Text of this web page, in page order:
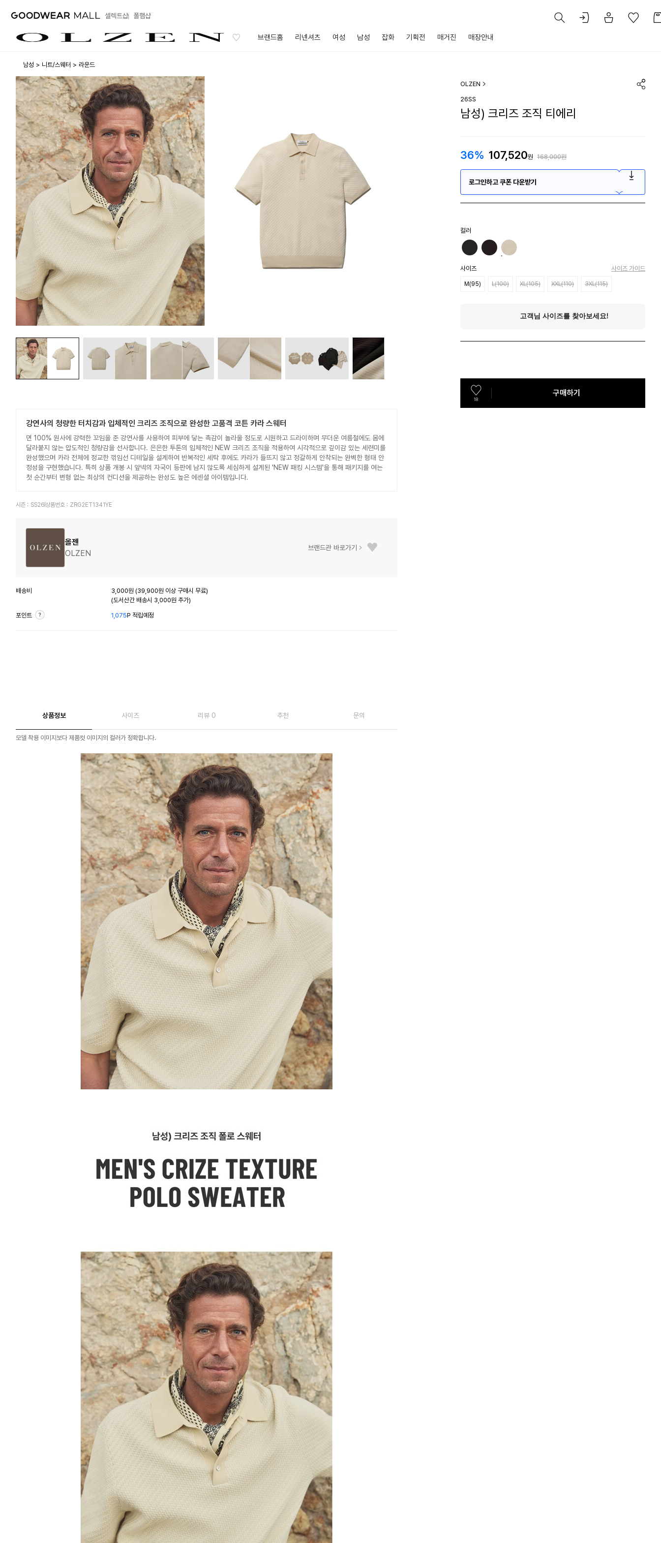
셀렉트샵 폴햄샵
브랜드홈 리넨셔츠 여성 남성 잡화 기획전 매거진 매장안내
남성 니트/스웨터 라운드
강연사의 청량한 터치감과 입체적인 크리즈 조직으로 완성한 고품격 코튼 카라 스웨터
면 100% 원사에 강력한 꼬임을 준 강연사를 사용하여 피부에 닿는 촉감이 놀라울 정도로 시원하고 드라이하며 무더운 여름철에도 몸에
달라붙지 않는 압도적인 청량감을 선사합니다. 은은한 투톤의 입체적인 NEW 크리즈 조직을 적용하여 시각적으로 깊이감 있는 세련미를
완성했으며 카라 전체에 정교한 꺾임선 디테일을 설계하여 반복적인 세탁 후에도 카라가 들뜨지 않고 정갈하게 안착되는 완벽한 형태 안
정성을 구현했습니다. 특히 상품 개봉 시 앞넥의 자국이 등판에 남지 않도록 세심하게 설계된 'NEW 패킹 시스템'을 통해 패키지를 여는
첫 순간부터 변형 없는 최상의 컨디션을 제공하는 완성도 높은 에센셜 아이템입니다.
시즌 : SS26 상품번호 : ZRG2ET1341YE
올젠
OLZEN
브랜드관 바로가기
배송비
3,000원 (39,900원 이상 구매시 무료)
(도서산간 배송시 3,000원 추가)
포인트 1,075P 적립예정
상품정보 사이즈 리뷰 0 추천 문의
모델 착용 이미지보다 제품컷 이미지의 컬러가 정확합니다.
OLZEN
26SS
남성) 크리즈 조직 티에리
36% 107,520원 168,000원
로그인하고 쿠폰 다운받기
컬러
사이즈 사이즈 가이드
M(95) L(100) XL(105) XXL(110) 3XL(115)
18
구매하기